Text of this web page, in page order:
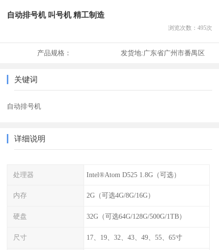
自动排号机 叫号机 精工制造
浏览次数： 495次
产品规格： 发货地:广东省广州市番禺区
关键词
自动排号机
详细说明
处理器 Intel®Atom D525 1.8G（可选）
内存 2G（可选4G/8G/16G）
硬盘 32G（可选64G/128G/500G/1TB）
尺寸 17、19、32、43、49、55、65寸